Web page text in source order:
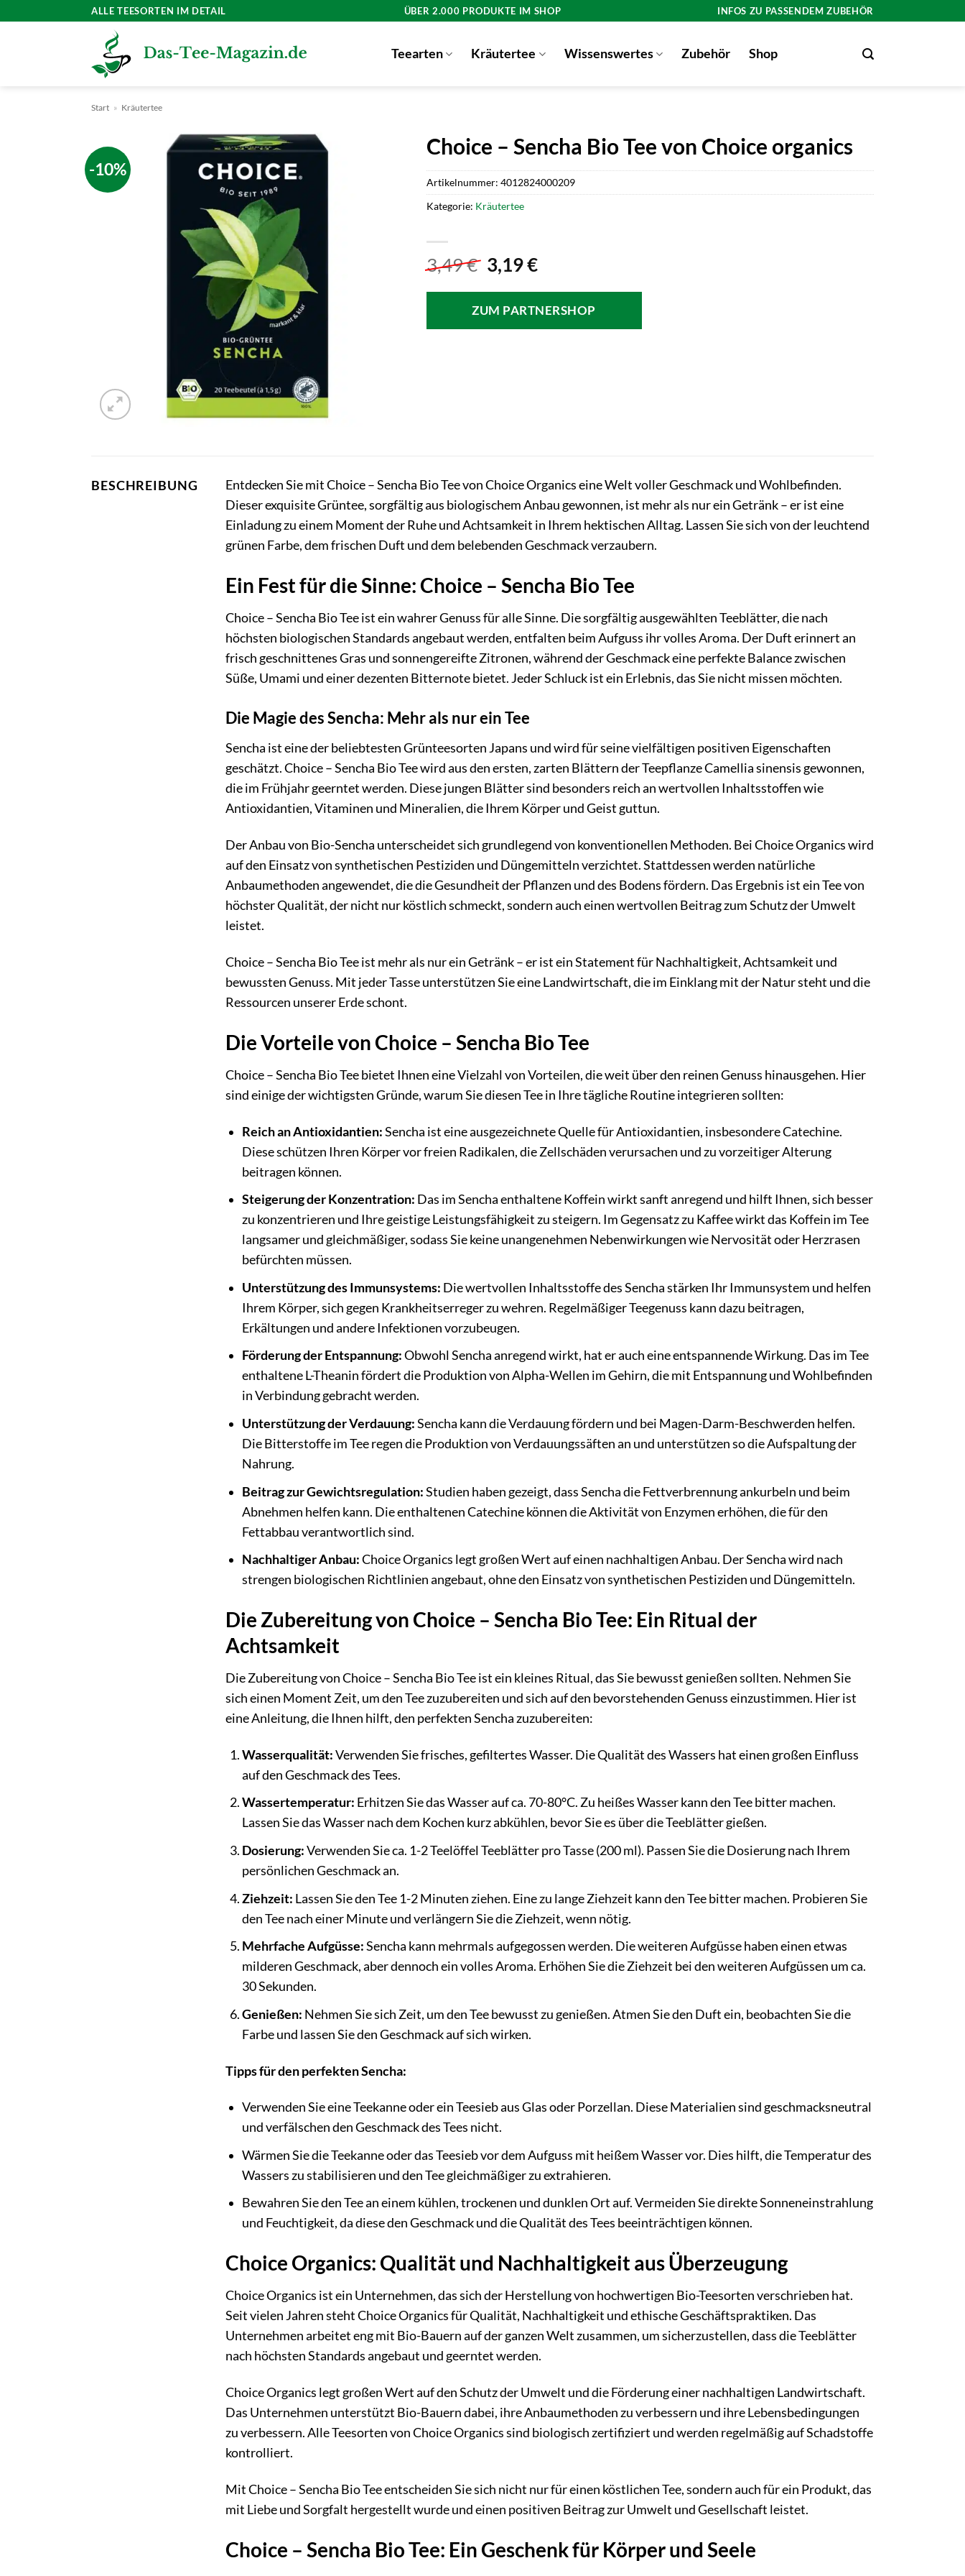
ALLE TEESORTEN IM DETAIL ÜBER 2.000 PRODUKTE IM SHOP INFOS ZU PASSENDEM ZUBEHÖR
Teearten Kräutertee Wissenswertes Zubehör Shop
Start » Kräutertee
-10%
Choice – Sencha Bio Tee von Choice organics
3,49€ Ursprünglicher
war:
3,49 €
3,19€Aktueller
ist:
3,19 €.
ZUM PARTNERSHOP
Artikelnummer: 4012824000209
Kategorie: Kräutertee
BESCHREIBUNG
Entdecken Sie mit Choice – Sencha Bio Tee von Choice Organics eine Welt voller Geschmack und Wohlbefinden.
Dieser exquisite Grüntee, sorgfältig aus biologischem Anbau gewonnen, ist mehr als nur ein Getränk – er ist eine
Einladung zu einem Moment der Ruhe und Achtsamkeit in Ihrem hektischen Alltag. Lassen Sie sich von der leuchtend
grünen Farbe, dem frischen Duft und dem belebenden Geschmack verzaubern.
Ein Fest für die Sinne: Choice – Sencha Bio Tee
Choice – Sencha Bio Tee ist ein wahrer Genuss für alle Sinne. Die sorgfältig ausgewählten Teeblätter, die nach
höchsten biologischen Standards angebaut werden, entfalten beim Aufguss ihr volles Aroma. Der Duft erinnert an
frisch geschnittenes Gras und sonnengereifte Zitronen, während der Geschmack eine perfekte Balance zwischen
Süße, Umami und einer dezenten Bitternote bietet. Jeder Schluck ist ein Erlebnis, das Sie nicht missen möchten.
Die Magie des Sencha: Mehr als nur ein Tee
Sencha ist eine der beliebtesten Grünteesorten Japans und wird für seine vielfältigen positiven Eigenschaften
geschätzt. Choice – Sencha Bio Tee wird aus den ersten, zarten Blättern der Teepflanze Camellia sinensis gewonnen,
die im Frühjahr geerntet werden. Diese jungen Blätter sind besonders reich an wertvollen Inhaltsstoffen wie
Antioxidantien, Vitaminen und Mineralien, die Ihrem Körper und Geist guttun.
Der Anbau von Bio-Sencha unterscheidet sich grundlegend von konventionellen Methoden. Bei Choice Organics wird
auf den Einsatz von synthetischen Pestiziden und Düngemitteln verzichtet. Stattdessen werden natürliche
Anbaumethoden angewendet, die die Gesundheit der Pflanzen und des Bodens fördern. Das Ergebnis ist ein Tee von
höchster Qualität, der nicht nur köstlich schmeckt, sondern auch einen wertvollen Beitrag zum Schutz der Umwelt
leistet.
Choice – Sencha Bio Tee ist mehr als nur ein Getränk – er ist ein Statement für Nachhaltigkeit, Achtsamkeit und
bewussten Genuss. Mit jeder Tasse unterstützen Sie eine Landwirtschaft, die im Einklang mit der Natur steht und die
Ressourcen unserer Erde schont.
Die Vorteile von Choice – Sencha Bio Tee
Choice – Sencha Bio Tee bietet Ihnen eine Vielzahl von Vorteilen, die weit über den reinen Genuss hinausgehen. Hier
sind einige der wichtigsten Gründe, warum Sie diesen Tee in Ihre tägliche Routine integrieren sollten:
Reich an Antioxidantien:Sencha ist eine ausgezeichnete Quelle für Antioxidantien, insbesondere Catechine.
Diese schützen Ihren Körper vor freien Radikalen, die Zellschäden verursachen und zu vorzeitiger Alterung
beitragen können.
Steigerung der Konzentration: Das im Sencha enthaltene Koffein wirkt sanft anregend und hilft Ihnen, sich besser
zu konzentrieren und Ihre geistige Leistungsfähigkeit zu steigern. Im Gegensatz zu Kaffee wirkt das Koffein im Tee
langsamer und gleichmäßiger, sodass Sie keine unangenehmen Nebenwirkungen wie Nervosität oder Herzrasen
befürchten müssen.
Unterstützung des Immunsystems: Die wertvollen Inhaltsstoffe des Sencha stärken Ihr Immunsystem und helfen
Ihrem Körper, sich gegen Krankheitserreger zu wehren. Regelmäßiger Teegenuss kann dazu beitragen,
Erkältungen und andere Infektionen vorzubeugen.
Förderung der Entspannung:Obwohl Sencha anregend wirkt, hat er auch eine entspannende Wirkung. Das im Tee
enthaltene L-Theanin fördert die Produktion von Alpha-Wellen im Gehirn, die mit Entspannung und Wohlbefinden
in Verbindung gebracht werden.
Unterstützung der Verdauung:Sencha kann die Verdauung fördern und bei Magen-Darm-Beschwerden helfen.
Die Bitterstoffe im Tee regen die Produktion von Verdauungssäften an und unterstützen so die Aufspaltung der
Nahrung.
Beitrag zur Gewichtsregulation:Studien haben gezeigt, dass Sencha die Fettverbrennung ankurbeln und beim
Abnehmen helfen kann. Die enthaltenen Catechine können die Aktivität von Enzymen erhöhen, die für den
Fettabbau verantwortlich sind.
Nachhaltiger Anbau:Choice Organics legt großen Wert auf einen nachhaltigen Anbau. Der Sencha wird nach
strengen biologischen Richtlinien angebaut, ohne den Einsatz von synthetischen Pestiziden und Düngemitteln.
Die Zubereitung von Choice – Sencha Bio Tee: Ein Ritual der
Achtsamkeit
Die Zubereitung von Choice – Sencha Bio Tee ist ein kleines Ritual, das Sie bewusst genießen sollten. Nehmen Sie
sich einen Moment Zeit, um den Tee zuzubereiten und sich auf den bevorstehenden Genuss einzustimmen. Hier ist
eine Anleitung, die Ihnen hilft, den perfekten Sencha zuzubereiten:
Wasserqualität:Verwenden Sie frisches, gefiltertes Wasser. Die Qualität des Wassers hat einen großen Einfluss
auf den Geschmack des Tees.
Wassertemperatur: Erhitzen Sie das Wasser auf ca. 70-80°C. Zu heißes Wasser kann den Tee bitter machen.
Lassen Sie das Wasser nach dem Kochen kurz abkühlen, bevor Sie es über die Teeblätter gießen.
Dosierung:Verwenden Sie ca. 1-2 Teelöffel Teeblätter pro Tasse (200 ml). Passen Sie die Dosierung nach Ihrem
persönlichen Geschmack an.
Ziehzeit: Lassen Sie den Tee 1-2 Minuten ziehen. Eine zu lange Ziehzeit kann den Tee bitter machen. Probieren Sie
den Tee nach einer Minute und verlängern Sie die Ziehzeit, wenn nötig.
Mehrfache Aufgüsse:Sencha kann mehrmals aufgegossen werden. Die weiteren Aufgüsse haben einen etwas
milderen Geschmack, aber dennoch ein volles Aroma. Erhöhen Sie die Ziehzeit bei den weiteren Aufgüssen um ca.
30 Sekunden.
Genießen: Nehmen Sie sich Zeit, um den Tee bewusst zu genießen. Atmen Sie den Duft ein, beobachten Sie die
Farbe und lassen Sie den Geschmack auf sich wirken.
Tipps für den perfekten Sencha:
Verwenden Sie eine Teekanne oder ein Teesieb aus Glas oder Porzellan. Diese Materialien sind geschmacksneutral
und verfälschen den Geschmack des Tees nicht.
Wärmen Sie die Teekanne oder das Teesieb vor dem Aufguss mit heißem Wasser vor. Dies hilft, die Temperatur des
Wassers zu stabilisieren und den Tee gleichmäßiger zu extrahieren.
Bewahren Sie den Tee an einem kühlen, trockenen und dunklen Ort auf. Vermeiden Sie direkte Sonneneinstrahlung
und Feuchtigkeit, da diese den Geschmack und die Qualität des Tees beeinträchtigen können.
Choice Organics: Qualität und Nachhaltigkeit aus Überzeugung
Choice Organics ist ein Unternehmen, das sich der Herstellung von hochwertigen Bio-Teesorten verschrieben hat.
Seit vielen Jahren steht Choice Organics für Qualität, Nachhaltigkeit und ethische Geschäftspraktiken. Das
Unternehmen arbeitet eng mit Bio-Bauern auf der ganzen Welt zusammen, um sicherzustellen, dass die Teeblätter
nach höchsten Standards angebaut und geerntet werden.
Choice Organics legt großen Wert auf den Schutz der Umwelt und die Förderung einer nachhaltigen Landwirtschaft.
Das Unternehmen unterstützt Bio-Bauern dabei, ihre Anbaumethoden zu verbessern und ihre Lebensbedingungen
zu verbessern. Alle Teesorten von Choice Organics sind biologisch zertifiziert und werden regelmäßig auf Schadstoffe
kontrolliert.
Mit Choice – Sencha Bio Tee entscheiden Sie sich nicht nur für einen köstlichen Tee, sondern auch für ein Produkt, das
mit Liebe und Sorgfalt hergestellt wurde und einen positiven Beitrag zur Umwelt und Gesellschaft leistet.
Choice – Sencha Bio Tee: Ein Geschenk für Körper und Seele